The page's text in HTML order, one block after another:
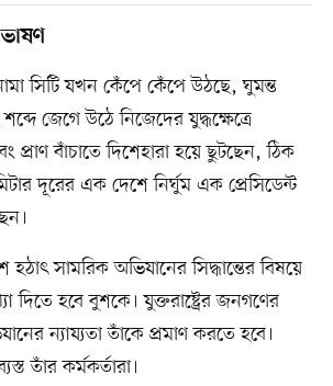
সিটি যখন কেঁপে কেঁপে উঠছে, ঘুমন্ত
জেগে উঠে নিজেদের যুদ্ধক্ষেত্রে
প্রাণ বাঁচাতে দিশেহারা হয়ে ছুটছেন, ঠিক
দূরের এক দেশে নির্ঘুম এক প্রেসিডেন্ট
সামরিক অভিযানের সিদ্ধান্তের বিষয়ে
দিতে হবে বুশকে। যুক্তরাষ্ট্রের জনগণের
ন্যায্যতা তাঁকে প্রমাণ করতে হবে।
তাঁর কর্মকর্তারা।